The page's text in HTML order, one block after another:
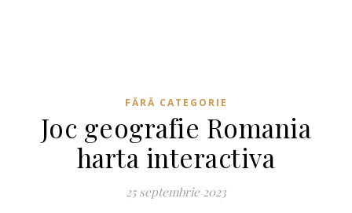
FĂRĂ CATEGORIE
Joc geografie Romania
harta interactiva
25 septembrie 2023